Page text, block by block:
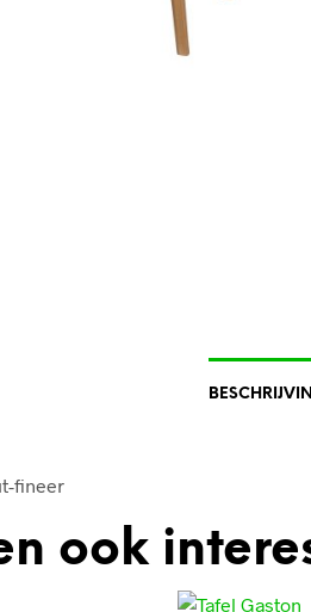
fineer
ook